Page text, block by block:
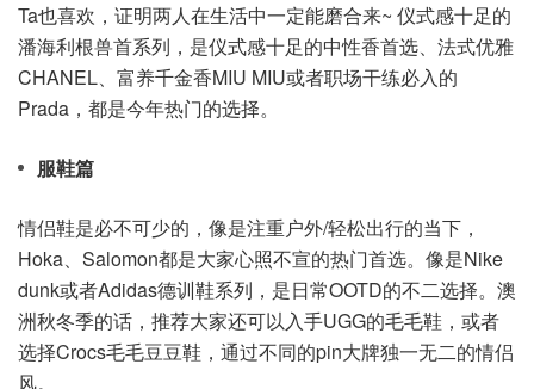
Ta也喜欢，证明两人在生活中一定能磨合来~ 仪式感十足的
潘海利根兽首系列，是仪式感十足的中性香首选、法式优雅
CHANEL、富养千金香MIU MIU或者职场干练必入的
Prada，都是今年热门的选择。
服鞋篇
情侣鞋是必不可少的，像是注重户外/轻松出行的当下，
Hoka、Salomon都是大家心照不宣的热门首选。像是Nike
dunk或者Adidas德训鞋系列，是日常OOTD的不二选择。澳
洲秋冬季的话，推荐大家还可以入手UGG的毛毛鞋，或者
选择Crocs毛毛豆豆鞋，通过不同的pin大牌独一无二的情侣
风。